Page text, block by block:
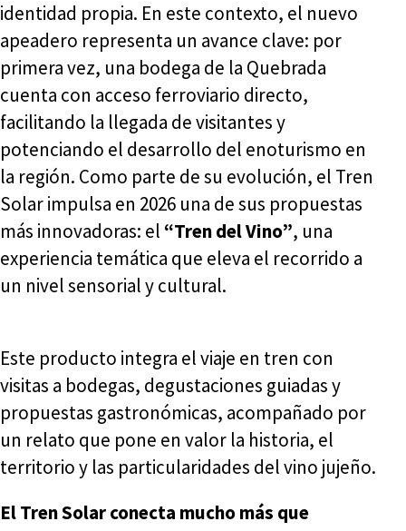
identidad propia. En este contexto, el nuevo
apeadero representa un avance clave: por
primera vez, una bodega de la Quebrada
cuenta con acceso ferroviario directo,
facilitando la llegada de visitantes y
potenciando el desarrollo del enoturismo en
la región. Como parte de su evolución, el Tren
Solar impulsa en 2026 una de sus propuestas
más innovadoras: el “Tren del Vino”, una
experiencia temática que eleva el recorrido a
un nivel sensorial y cultural.
Este producto integra el viaje en tren con
visitas a bodegas, degustaciones guiadas y
propuestas gastronómicas, acompañado por
un relato que pone en valor la historia, el
territorio y las particularidades del vino jujeño.
El Tren Solar conecta mucho más que